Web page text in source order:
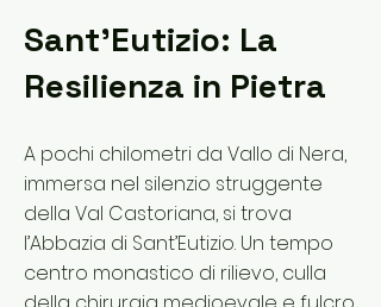
Sant’Eutizio: La
Resilienza in Pietra
A pochi chilometri da Vallo di Nera,
immersa nel silenzio struggente
della Val Castoriana, si trova
l’Abbazia di Sant’Eutizio. Un tempo
centro monastico di rilievo, culla